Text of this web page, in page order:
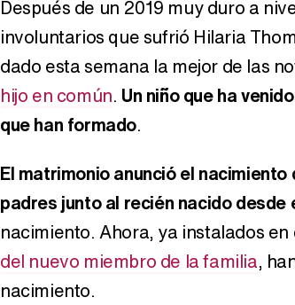
Después de un 2019 muy duro a
involuntarios que sufrió Hilaria
dado esta semana la mejor de las
hijo en común. Un niño que ha
que han formado.
El matrimonio anunció el
padres junto al recién nacido desde
nacimiento. Ahora, ya instalados
del nuevo miembro de la familia,
nacimiento.